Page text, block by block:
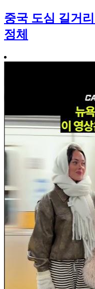
중국 도심 길거
정체